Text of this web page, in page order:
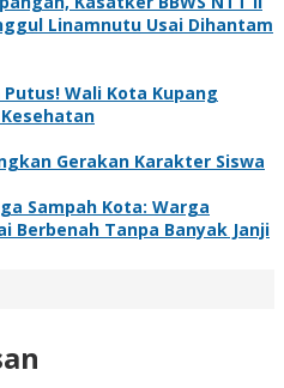
Linamnutu Usai Dihantam
Wali Kota Kupang
Gerakan Karakter Siswa
Sampah Kota: Warga
Berbenah Tanpa Banyak Janji